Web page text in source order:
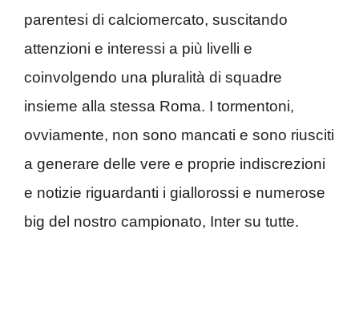
parentesi di calciomercato, suscitando
attenzioni e interessi a più livelli e
coinvolgendo una pluralità di squadre
insieme alla stessa Roma. I tormentoni,
ovviamente, non sono mancati e sono riusciti
a generare delle vere e proprie indiscrezioni
e notizie riguardanti i giallorossi e numerose
big del nostro campionato, Inter su tutte.